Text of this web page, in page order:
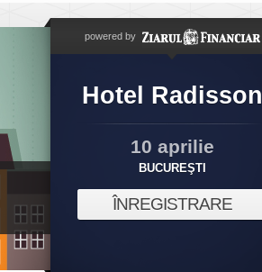
powered by
Hotel Radisson
10 aprilie
BUCUREŞTI
ÎNREGISTRARE